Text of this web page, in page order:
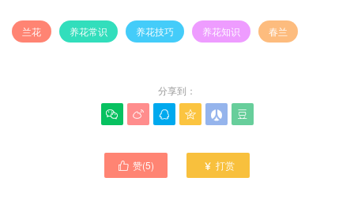
兰花 养花常识 养花技巧 养花知识 春兰
分享到：
     
 赞(5)  打赏